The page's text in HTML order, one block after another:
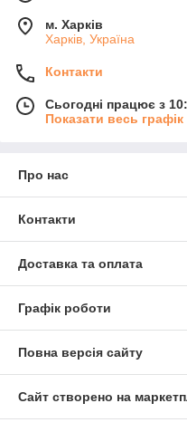
м. Харків
Харків, Україна
Контакти
Сьогодні працює з
Показати весь
Про нас
Контакти
Доставка та оплата
Графік роботи
Повна версія сайту
Сайт створено на